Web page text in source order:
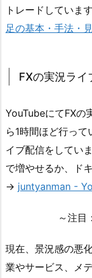
トレードしていま
足の基本・手法・
FXの実況ラ
YouTubeにてFXの
ら1時間ほど行っ
イブ配信をしてい
で増やせるか、ド
→ juntyanman -
～注目
現在、景況感の悪
業やサービス、メ